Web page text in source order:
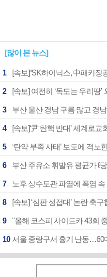
[많이 본 뉴스]
1 [속보]“SK하이닉스, 中패키
2
3
4 [속보]‘尹 탄핵 반대’ 세계로
5
6 부산 주유소 휘발유 평균가 ℓ
7 노후 상수도관 파열에 폭염
8
9 "올해 코스피 사이드카 43회
10 서울 중랑구서 흉기 난동…60